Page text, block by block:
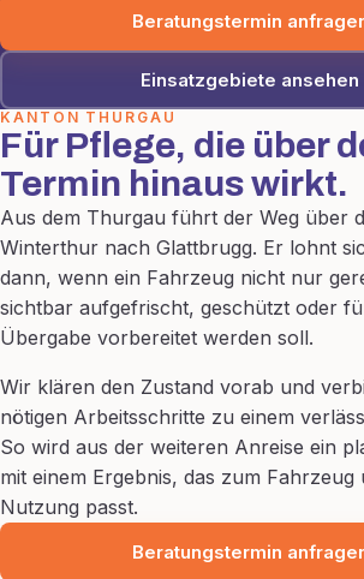
Beratungstermin
Einsatzgebiete ansehen
KANTON THURGAU
Für Pflege, die über
Termin hinaus wirkt.
Aus dem Thurgau führt der Weg über
Winterthur nach Glattbrugg. Er lohnt
dann, wenn ein Fahrzeug nicht nur
sichtbar aufgefrischt, geschützt oder
Übergabe vorbereitet werden soll.
Wir klären den Zustand vorab und
nötigen Arbeitsschritte zu einem
So wird aus der weiteren Anreise ein
mit einem Ergebnis, das zum Fahrzeug
Nutzung passt.
Beratungstermin